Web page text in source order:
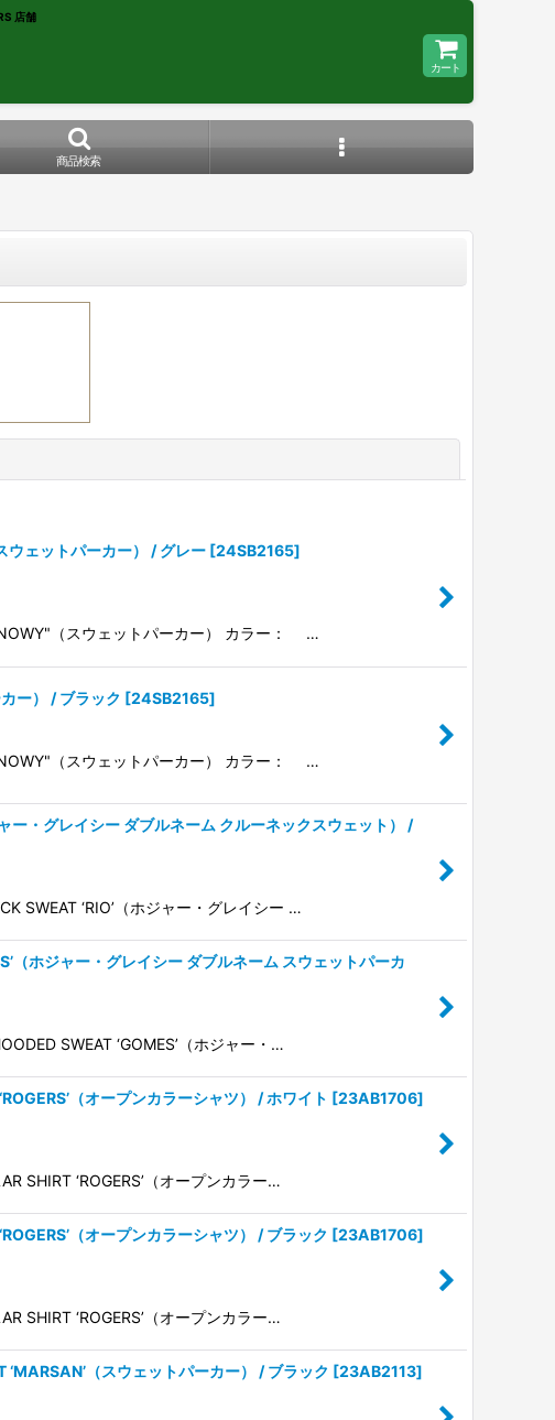
店舗
カート
商品検索
ェットパーカー） / グレー [24SB2165]
（スウェットパーカー） カラー： …
ー） / ブラック [24SB2165]
（スウェットパーカー） カラー： …
ー・グレイシー ダブルネーム クルーネックスウェット） /
SWEAT ‘RIO’（ホジャー・グレイシー …
（ホジャー・グレイシー ダブルネーム スウェットパーカ
SWEAT ‘GOMES’（ホジャー・…
（オープンカラーシャツ） / ホワイト [23AB1706]
SHIRT ‘ROGERS’（オープンカラー…
（オープンカラーシャツ） / ブラック [23AB1706]
SHIRT ‘ROGERS’（オープンカラー…
（スウェットパーカー） / ブラック [23AB2113]